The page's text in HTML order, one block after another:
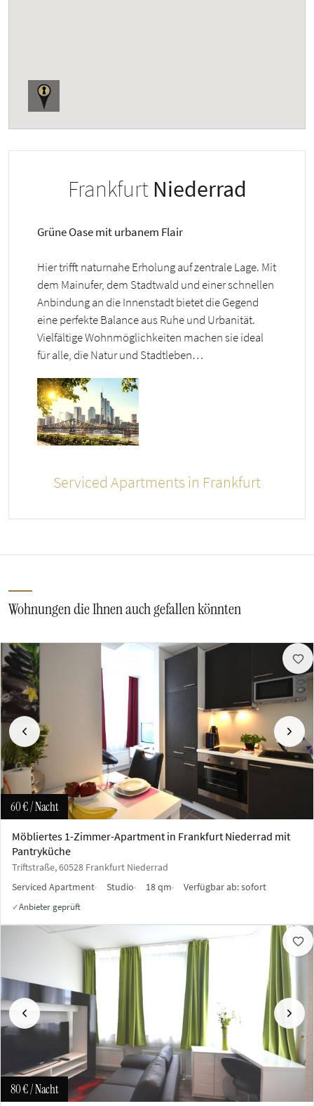
Frankfurt Niederrad
Grüne Oase mit urbanem Flair
Hier trifft naturnahe Erholung auf zentrale Lage. Mit
dem Mainufer, dem Stadtwald und einer schnellen
Anbindung an die Innenstadt bietet die Gegend
eine perfekte Balance aus Ruhe und Urbanität.
Vielfältige Wohnmöglichkeiten machen sie ideal
für alle, die Natur und Stadtleben…
Serviced Apartments in Frankfurt
Wohnungen die Ihnen auch gefallen könnten
Vorherige
60 €/ Nacht
Möbliertes 1-Zimmer-Apartment in Frankfurt Niederrad mit
Pantryküche
Triftstraße, 60528 Frankfurt Niederrad
Serviced Apartment
Studio 18 qm Verfügbar ab:sofort
✓Anbieter geprüft
Vorherige
80 €/ Nacht